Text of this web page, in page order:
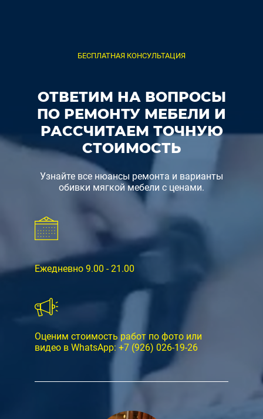
БЕСПЛАТНАЯ КОНСУЛЬТАЦИЯ
ОТВЕТИМ НА ВОПРОСЫ
ПО РЕМОНТУ МЕБЕЛИ И
РАССЧИТАЕМ ТОЧНУЮ
СТОИМОСТЬ
Узнайте все нюансы ремонта и варианты
обивки мягкой мебели с ценами.
Ежедневно 9.00 - 21.00
Оценим стоимость работ по фото или
видео в WhatsApp: +7 (926) 026-19-26